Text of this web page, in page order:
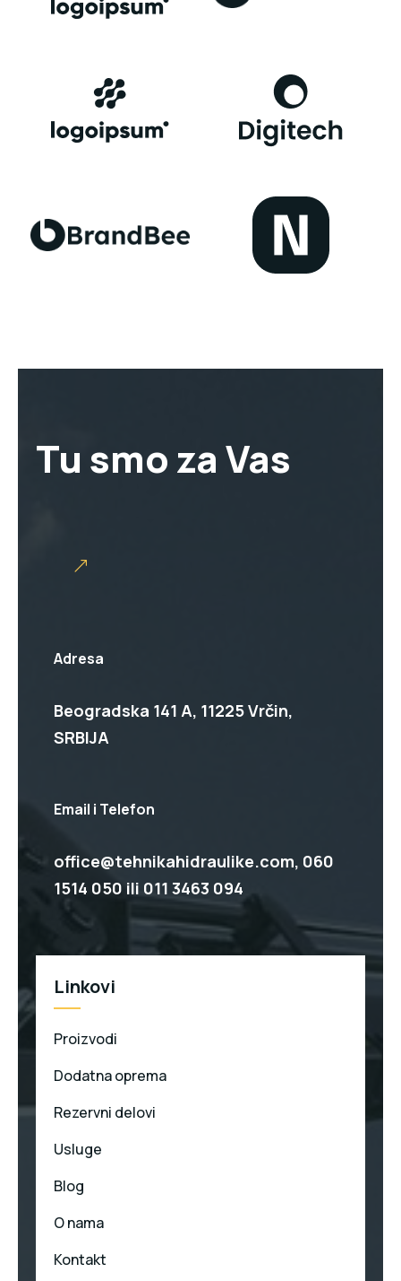
Tu smo za Vas
Adresa
Beogradska 141 A, 11225 Vrčin,
SRBIJA
Email i Telefon
office@tehnikahidraulike.com, 060
1514 050 ili 011 3463 094
Linkovi
Proizvodi
Dodatna oprema
Rezervni delovi
Usluge
Blog
O nama
Kontakt